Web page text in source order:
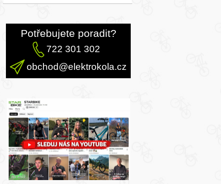
Potřebujete poradit?
722 301 302
obchod@elektrokola.cz